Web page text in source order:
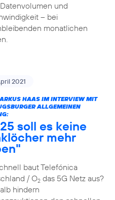
und
– bei
monatlichen
2021
HAAS IM INTERVIEW MIT
ALLGEMEINEN
soll es keine
mehr
baut Telefónica
/ O2das 5G Netz aus?
hindern